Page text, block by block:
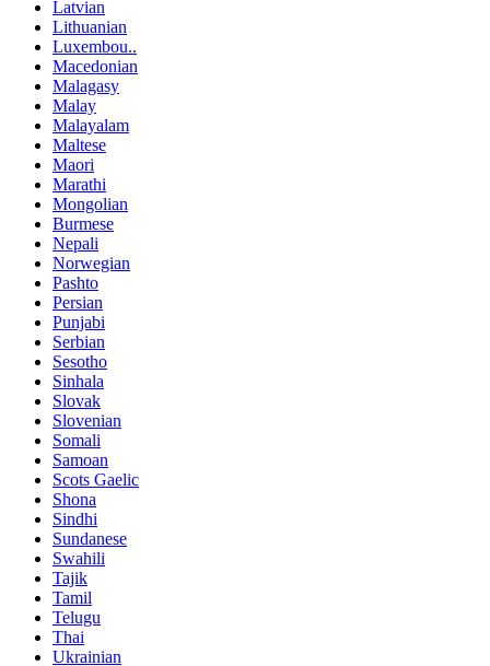
Latvian
Lithuanian
Luxembou..
Macedonian
Malagasy
Malay
Malayalam
Maltese
Maori
Marathi
Mongolian
Burmese
Nepali
Norwegian
Pashto
Persian
Punjabi
Serbian
Sesotho
Sinhala
Slovak
Slovenian
Somali
Samoan
Scots Gaelic
Shona
Sindhi
Sundanese
Swahili
Tajik
Tamil
Telugu
Thai
Ukrainian